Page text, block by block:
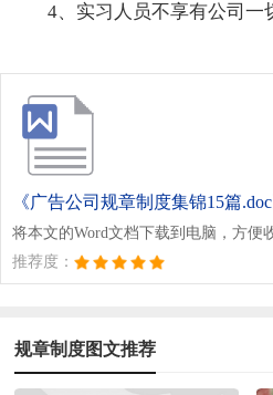
4、实习人员不享有公司一
《广告公司规章制度集锦15篇.doc
将本文的Word文档下载到电脑，方便
推荐度：
规章制度图文推荐